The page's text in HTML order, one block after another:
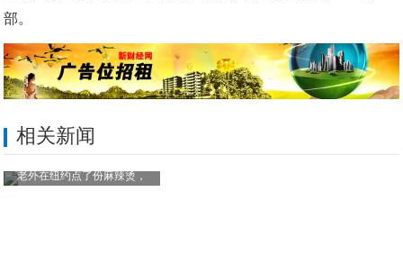
部。
相关新闻
老外在纽约点了份麻辣烫，